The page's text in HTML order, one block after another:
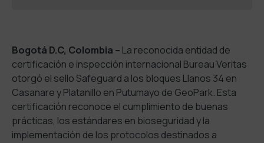
Bogotá D.C, Colombia – La reconocida entidad de
certificación e inspección internacional Bureau Veritas
otorgó el sello Safeguard a los bloques Llanos 34 en
Casanare y Platanillo en Putumayo de GeoPark. Esta
certificación reconoce el cumplimiento de buenas
prácticas, los estándares en bioseguridad y la
implementación de los protocolos destinados a